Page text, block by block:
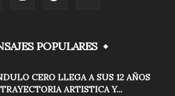
POPULARES
CERO LLEGA A SUS 12 AÑOS
ARTISTICA Y...